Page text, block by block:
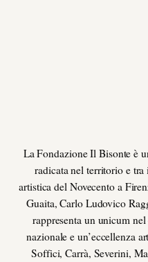
La Fondazione Il Bisonte è
radicata nel territorio e
artistica del Novecento a
Guaita, Carlo Ludovico
rappresenta un unicum
nazionale e un’eccellenza
Soffici, Carrà, Severini,